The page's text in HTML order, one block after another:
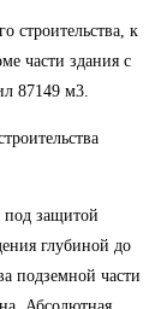
строительства, к
части здания с
87149 м3.
под защитой
глубиной до
подземной части